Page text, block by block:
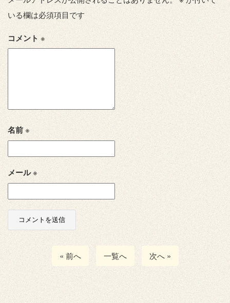
いる欄は必須項目です
コメント ※
名前※
メール※
« 前へ 一覧へ 次へ »